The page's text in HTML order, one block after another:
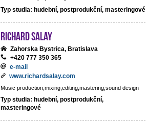
Typ studia: hudební, postprodukční, masteringové
RICHARD SALAY
Zahorska Bystrica, Bratislava
+420 777 350 365
e-mail
www.richardsalay.com
Music production,mixing,editing,mastering,sound design
Typ studia: hudební, postprodukční,
masteringové